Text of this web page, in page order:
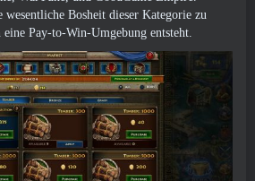
wesentliche Bosheit dieser Kategorie zu
eine Pay-to-Win-Umgebung entsteht.